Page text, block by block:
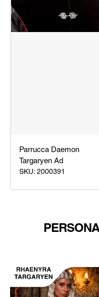
Parrucca Daemon
Targaryen Ad
SKU: 2000391